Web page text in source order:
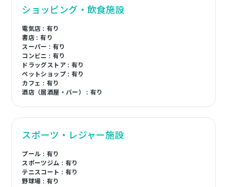
ショッピング・飲食施設
電気店 : 有り
書店 : 有り
スーパー : 有り
コンビニ : 有り
ドラッグストア : 有り
ペットショップ : 有り
カフェ : 有り
酒店（居酒屋・バー） : 有り
スポーツ・レジャー施設
プール : 有り
スポーツジム : 有り
テニスコート : 有り
野球場 : 有り